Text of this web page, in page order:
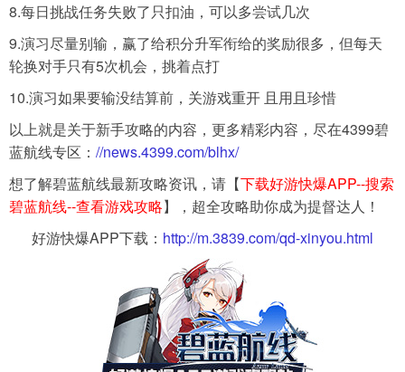
8.每日挑战任务失败了只扣油，可以多尝试几次
9.演习尽量别输，赢了给积分升军衔给的奖励很多，但每天
轮换对手只有5次机会，挑着点打
10.演习如果要输没结算前，关游戏重开 且用且珍惜
以上就是关于新手攻略的内容，更多精彩内容，尽在4399碧
蓝航线专区： //news.4399.com/blhx/
想了解碧蓝航线最新攻略资讯，请【下载好游快爆APP--搜索
碧蓝航线--查看游戏攻略】，超全攻略助你成为提督达人！
好游快爆APP下载： http://m.3839.com/qd-xinyou.html